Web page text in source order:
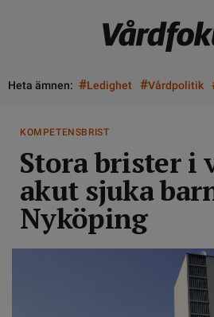
Heta ämnen: #Ledighet #Vårdpolitik
KOMPETENSBRIST
Stora brister i
akut sjuka
Nyköping